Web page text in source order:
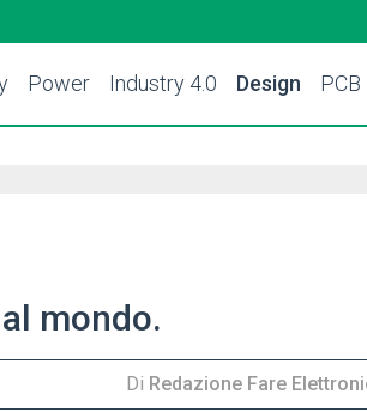
Power Industry 4.0 Design PCB
mondo.
Di Redazione Fare